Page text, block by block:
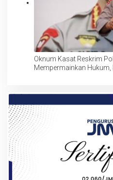
Oknum Kasat Reskrim
Mempermainkan